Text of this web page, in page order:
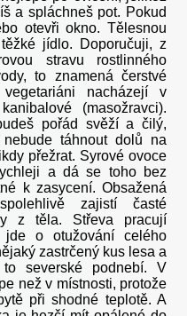
a spláchneš pot. Pokud
otevři okno. Tělesnou
jídlo. Doporučuji, z
stravu rostlinného
to znamená čerstvé
nacházejí v
(masožravci).
pořád svěží a čilý,
táhnout dolů na
přežrat. Syrové ovoce
a dá se toho bez
k zasycení. Obsažená
zajistí časté
z těla. Střeva pracují
jde o otužování celého
zastrčený kus lesa a
severské podnebí. V
než v místnosti, protože
při shodné teplotě. A